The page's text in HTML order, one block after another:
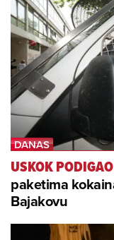
USKOK
paketima
Bajakovu